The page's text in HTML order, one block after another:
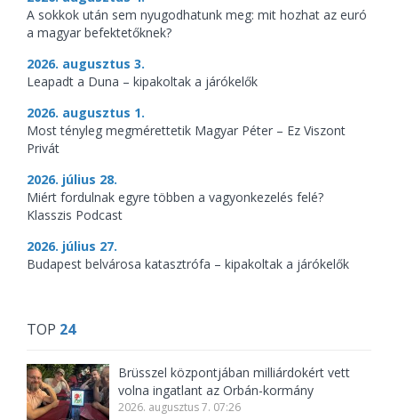
A sokkok után sem nyugodhatunk meg: mit hozhat az euró
a magyar befektetőknek?
2026. augusztus 3.
Leapadt a Duna – kipakoltak a járókelők
2026. augusztus 1.
Most tényleg megmérettetik Magyar Péter – Ez Viszont
Privát
2026. július 28.
Miért fordulnak egyre többen a vagyonkezelés felé?
Klasszis Podcast
2026. július 27.
Budapest belvárosa katasztrófa – kipakoltak a járókelők
TOP 24
Brüsszel központjában milliárdokért vett
volna ingatlant az Orbán-kormány
2026. augusztus 7. 07:26